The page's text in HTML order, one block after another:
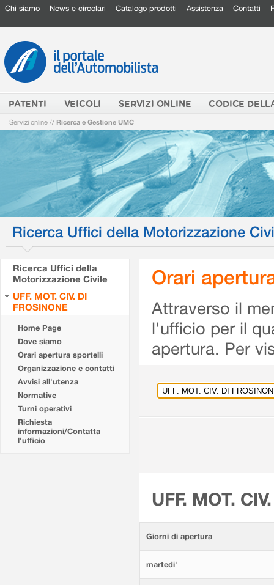
Chi siamo News e circolari Catalogo prodotti Assistenza Contatti
PATENTI VEICOLI SERVIZI ONLINE CODICE
Servizi online // Ricerca e Gestione UMC
Ricerca Uffici della Motorizzazione
Ricerca Uffici della
Motorizzazione Civile
UFF. MOT. CIV. DI
FROSINONE
Home Page
Dove siamo
Orari apertura sportelli
Organizzazione e contatti
Avvisi all'utenza
Normative
Turni operativi
Richiesta
informazioni/Contatta
l'ufficio
Orari
Attraverso il
l'ufficio per il
apertura. Per
UFF. MOT.
Giorni di apertura
martedi'